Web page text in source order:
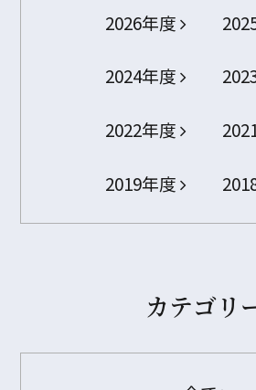
2026年度
2024年度
2022年度
2019年度
カテゴリ